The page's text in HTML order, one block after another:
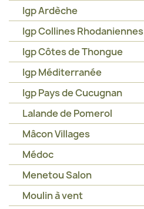
Igp Ardèche
Igp Collines Rhodaniennes
Igp Côtes de Thongue
Igp Méditerranée
Igp Pays de Cucugnan
Lalande de Pomerol
Mâcon Villages
Médoc
Menetou Salon
Moulin à vent